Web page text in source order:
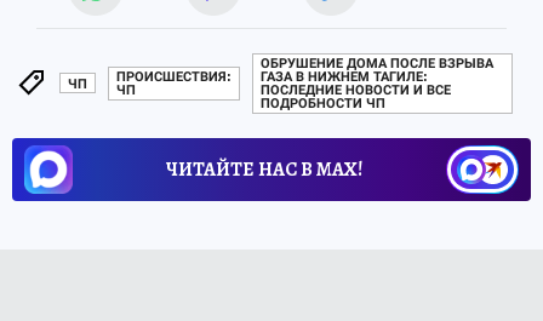
ЧП
ПРОИСШЕСТВИЯ:
ЧП
ОБРУШЕНИЕ ДОМА ПОСЛЕ ВЗРЫВА
ГАЗА В НИЖНЕМ ТАГИЛЕ:
ПОСЛЕДНИЕ НОВОСТИ И ВСЕ
ПОДРОБНОСТИ ЧП
ЧИТАЙТЕ НАС В МАХ!